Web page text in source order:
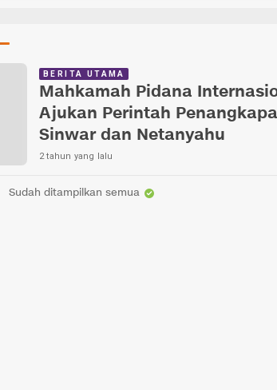
BERITA UTAMA
Mahkamah Pidana
Ajukan Perintah
Sinwar dan Netanyahu
2 tahun yang lalu
Sudah ditampilkan semua